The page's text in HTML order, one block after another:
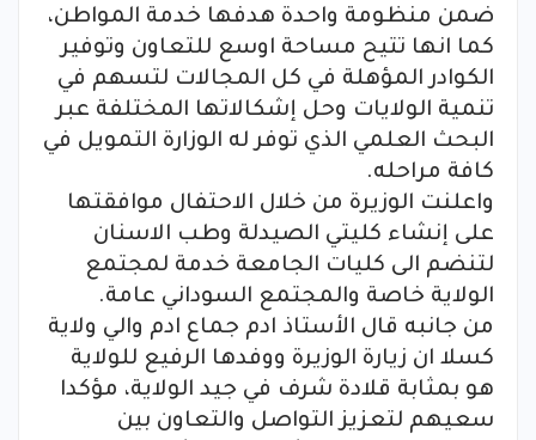
ضمن منظومة واحدة هدفها خدمة المواطن،
كما انها تتيح مساحة اوسع للتعاون وتوفير
الكوادر المؤهلة في كل المجالات لتسهم في
تنمية الولايات وحل إشكالاتها المختلفة عبر
البحث العلمي الذي توفر له الوزارة التمويل في
كافة مراحله.
واعلنت الوزيرة من خلال الاحتفال موافقتها
على إنشاء كليتي الصيدلة وطب الاسنان
لتنضم الى كليات الجامعة خدمة لمجتمع
الولاية خاصة والمجتمع السوداني عامة.
من جانبه قال الأستاذ ادم جماع ادم والي ولاية
كسلا ان زيارة الوزيرة ووفدها الرفيع للولاية
هو بمثابة قلادة شرف في جيد الولاية، مؤكدا
سعيهم لتعزيز التواصل والتعاون بين